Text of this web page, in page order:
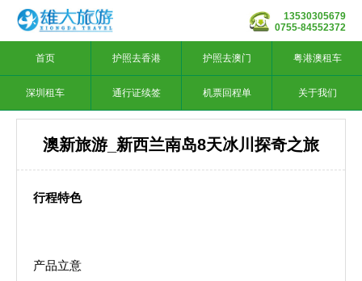
13530305679
0755-84552372
首页 护照去香港 护照去澳门 粤港澳租车
深圳租车 通行证续签 机票回程单 关于我们
澳新旅游_新西兰南岛8天冰川探奇之旅
行程特色
产品立意